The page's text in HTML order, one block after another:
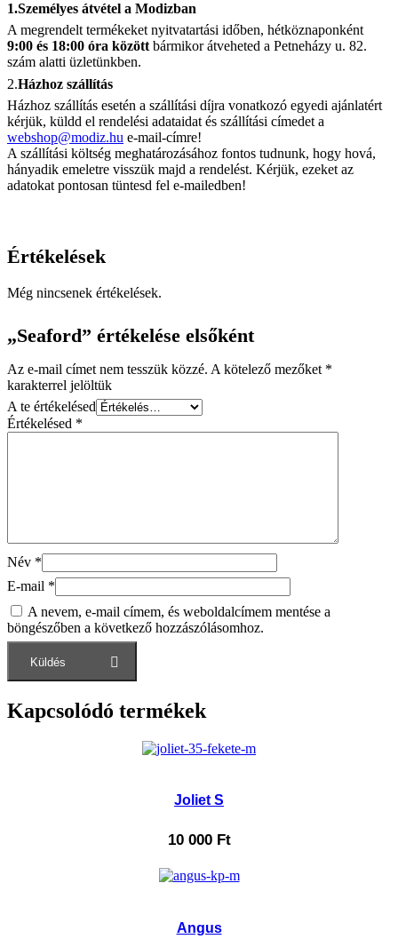
1.Személyes átvétel a Modizban
A megrendelt termékeket nyitvatartási időben, hétköznaponként
9:00 és 18:00 óra közöttbármikor átveheted a Petneházy u. 82.
szám alatti üzletünkben.
2.Házhoz szállítás
Házhoz szállítás esetén a szállítási díjra vonatkozó egyedi ajánlatért
kérjük, küldd el rendelési adataidat és szállítási címedet a
webshop@modiz.hu e-mail-címre!
A szállítási költség meghatározásához fontos tudnunk, hogy hová,
hányadik emeletre visszük majd a rendelést. Kérjük, ezeket az
adatokat pontosan tüntesd fel e-mailedben!
Értékelések
Még nincsenek értékelések.
„Seaford” értékelése elsőként
Az e-mail címet nem tesszük közzé. A kötelező mezőket *
karakterrel jelöltük
A te értékelésed
Értékelésed *
Név *
E-mail *
A nevem, e-mail címem, és weboldalcímem mentése a
böngészőben a következő hozzászólásomhoz.
Kapcsolódó termékek
Joliet S
10 000 Ft
Angus